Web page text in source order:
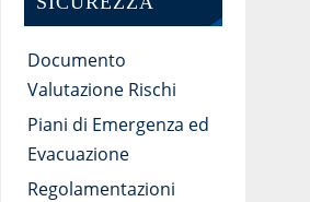
Documento
Valutazione Rischi
Piani di Emergenza ed
Evacuazione
Regolamentazioni